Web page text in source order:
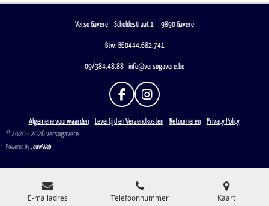
Verso Gavere Scheldestraat 1 9890 Gavere
Btw: BE 0444.682.741
09/384.48.88 info@versogavere.be
F
C
O
I
S
R
Algemene voorwaarden Levertijd en Verzendkosten Retourneren
Privacy Policy
© 2020 - 2026 versogavere
Powered by JouwWeb
E-mailadres Telefoonnummer Kaart